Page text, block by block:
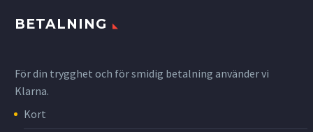
BETALNING
För din trygghet och för smidig betalning använder vi
Klarna.
Kort